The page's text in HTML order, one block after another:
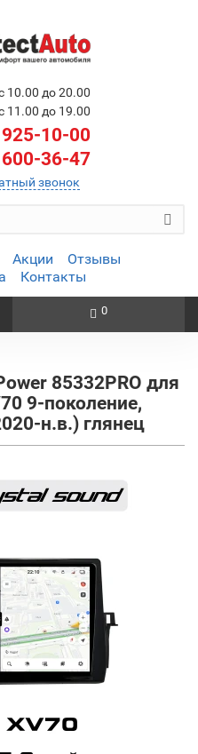
10.00 до 20.00
11.00 до 19.00
925-10-00
600-36-47
звонок
Акции
Отзывы
Контакты
0
85332PRO для
9-поколение,
н.в.) глянец